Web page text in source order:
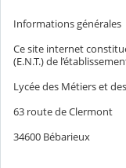
Informations générales
Ce site internet
(E.N.T.) de
Lycée des Métiers et
63 route de Clermont
34600 Bébarieux